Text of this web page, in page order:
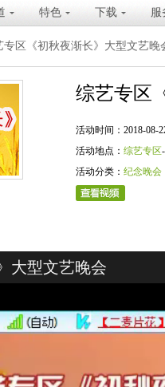
特色 下载 服
专区《初秋夜渐长》大型文艺晚
综艺专区
活动时间：2018-08-
活动地点： 综艺专区
活动分类： 纪念晚会
大型文艺晚会